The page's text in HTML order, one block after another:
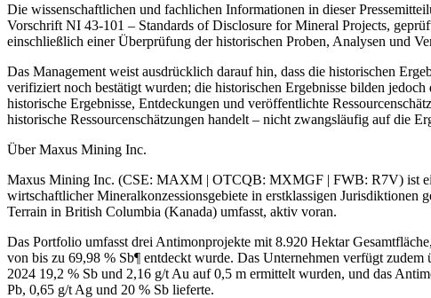
Die wissenschaftlichen und fachlichen Informationen in dieser
Vorschrift NI 43-101 – Standards of Disclosure for Mineral Projects,
einschließlich einer Überprüfung der historischen Proben, Analysen und
Das Management weist ausdrücklich darauf hin, dass die historischen
verifiziert noch bestätigt wurden; die historischen Ergebnisse bilden
historische Ergebnisse, Entdeckungen und veröffentlichte
historische Ressourcenschätzungen handelt – nicht zwangsläufig auf die
Über Maxus Mining Inc.
Maxus Mining Inc. (CSE: MAXM | OTCQB: MXMGF | FWB: R7V) ist
wirtschaftlicher Mineralkonzessionsgebiete in erstklassigen
Terrain in British Columbia (Kanada) umfasst, aktiv voran.
Das Portfolio umfasst drei Antimonprojekte mit 8.920 Hektar
von bis zu 69,98 % Sb¶ entdeckt wurde. Das Unternehmen verfügt
2024 19,2 % Sb und 2,16 g/t Au auf 0,5 m ermittelt wurden, und das
Pb, 0,65 g/t Ag und 20 % Sb lieferte.